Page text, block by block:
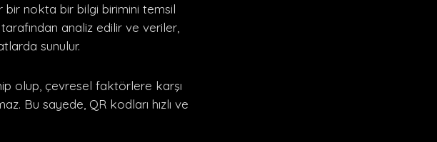
bir nokta bir bilgi birimini temsil
analiz edilir ve veriler,
sunulur.
olup, çevresel faktörlere karşı
Bu sayede, QR kodları hızlı ve